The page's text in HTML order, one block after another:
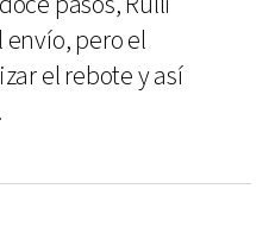
pero el
el rebote y así